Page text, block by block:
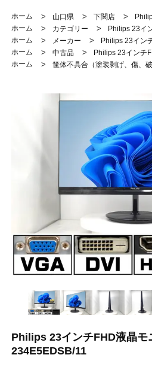
ホーム > 山口県 > 下関店 >
ホーム
> カテゴリー >
Philips 23イ
ホーム
> メーカー >
Philips 23イン
ホーム
> 中古品 >
Philips 23インチ
ホーム
> 筐体不具合（塗装剥げ、傷、破
Philips 23インチFHD液晶モ
234E5EDSB/11